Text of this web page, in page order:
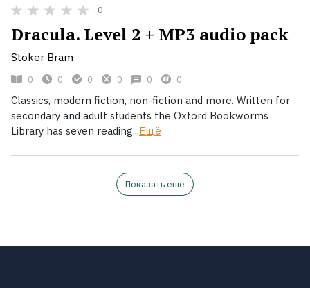
0
Dracula. Level 2 + MP3 audio pack
Stoker Bram
0 0 0 0 0 0
Classics, modern fiction, non-fiction and more. Written for
secondary and adult students the Oxford Bookworms
Library has seven reading...Ещё
Показать ещё